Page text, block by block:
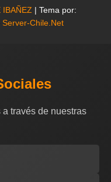
IBAÑEZ | Tema por:
Server-Chile.Net
través de nuestras